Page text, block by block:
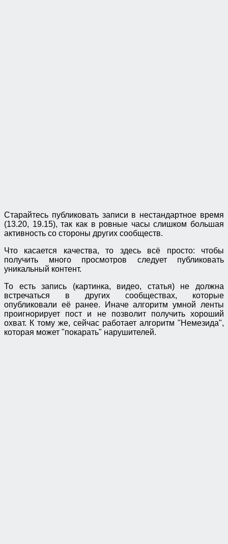
Старайтесь публиковать записи в нестандартное время
(13.20, 19.15), так как в ровные часы слишком большая
активность со стороны других сообществ.
Что касается качества, то здесь всё просто: чтобы
получить много просмотров следует публиковать
уникальный контент.
То есть запись (картинка, видео, статья) не должна
встречаться в других сообществах, которые
опубликовали её ранее. Иначе алгоритм умной ленты
проигнорирует пост и не позволит получить хороший
охват. К тому же, сейчас работает алгоритм "Немезида",
которая может "покарать" нарушителей.